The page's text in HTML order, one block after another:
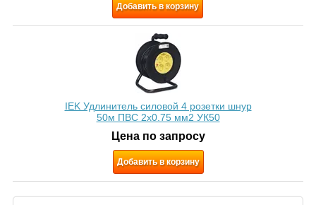
Добавить в корзину
IEK Удлинитель силовой 4 розетки шнур
50м ПВС 2х0.75 мм2 УК50
Цена по запросу
Добавить в корзину